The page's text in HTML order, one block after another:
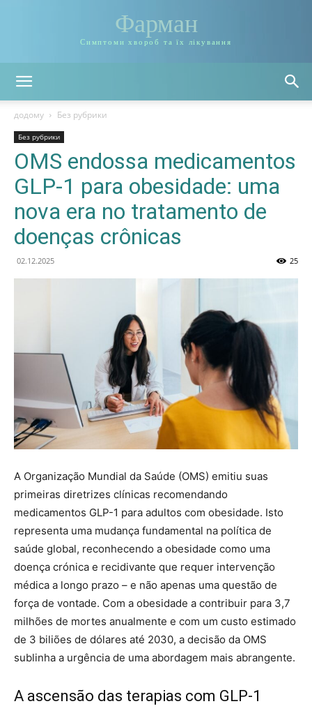
Фарман
Симптоми хвороб та їх лікування
додому Без рубрики
Без рубрики
OMS endossa medicamentos
GLP-1 para obesidade: uma
nova era no tratamento de
doenças crônicas
02.12.2025 25
A Organização Mundial da Saúde (OMS) emitiu suas
primeiras diretrizes clínicas recomendando
medicamentos GLP-1 para adultos com obesidade. Isto
representa uma mudança fundamental na política de
saúde global, reconhecendo a obesidade como uma
doença crónica e recidivante que requer intervenção
médica a longo prazo – e não apenas uma questão de
força de vontade. Com a obesidade a contribuir para 3,7
milhões de mortes anualmente e com um custo estimado
de 3 biliões de dólares até 2030, a decisão da OMS
sublinha a urgência de uma abordagem mais abrangente.
A ascensão das terapias com GLP-1